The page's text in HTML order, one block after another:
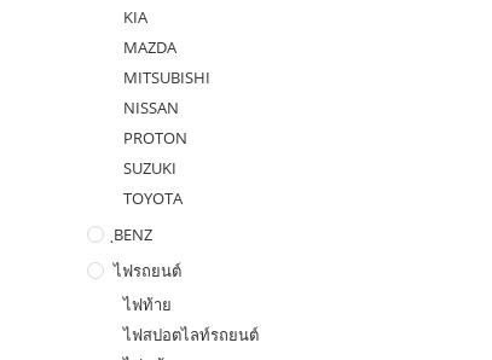
KIA
MAZDA
MITSUBISHI
NISSAN
PROTON
SUZUKI
TOYOTA
ฺBENZ
ไฟรถยนต์
ไฟท้าย
ไฟสปอตไลท์รถยนต์